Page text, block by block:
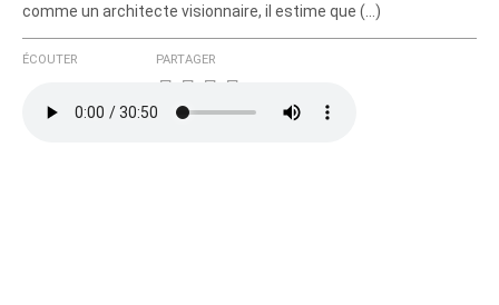
comme un architecte visionnaire, il estime que (…)
ÉCOUTER PARTAGER